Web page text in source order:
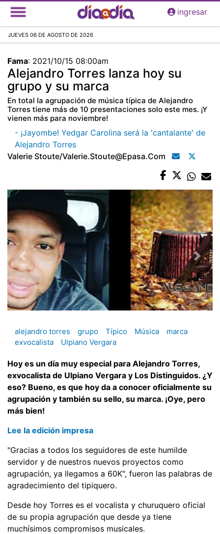
Pasar
al
principal
ingresar
JUEVES 06 DE AGOSTO DE 2026
Fama: 2021/10/15 08:00am
Alejandro Torres lanza hoy su
grupo y su marca
En total la agrupación de música típica de Alejandro
Torres tiene más de 10 presentaciones solo este mes. ¡Y
vienen más para noviembre!
- ¡Jayombe! Yedgar Carolina será la 'cantalante' de
Alejandro Torres
Valerie Stoute/valerie.stoute@epasa.com
alejandro torres grupo Típico Música
marca
exvocalista
Ulpiano Vergara
Hoy es un día muy especial para Alejandro Torres,
exvocalista de Ulpiano Vergara y Los Distinguidos. ¿Y
eso? Bueno, es que hoy da a conocer oficialmente su
agrupación y también su sello, su marca. ¡Oye, pero
más bien!
Lee la edición impresa
"Gracias a todos los seguidores de este humilde
servidor y de nuestros nuevos proyectos como
agrupación, ya llegamos a 60K", fueron las palabras de
agradecimiento del tipiquero.
Desde hoy Torres es el vocalista y churuquero oficial
de su propia agrupación que desde ya tiene
muchísimos compromisos musicales.